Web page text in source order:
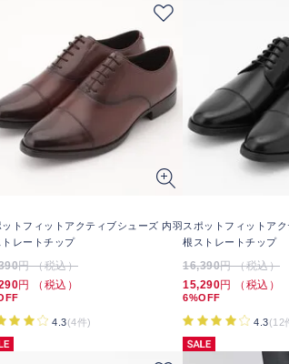
ットフィットアクティブシューズ 内羽
トレートチップ
円 （税込）
円 （税込）
4.3(4件)
スポットフィットア
根ストレートチップ
16,390円 （税込）
15,290円 （税込）
6%OFF
4.3(12